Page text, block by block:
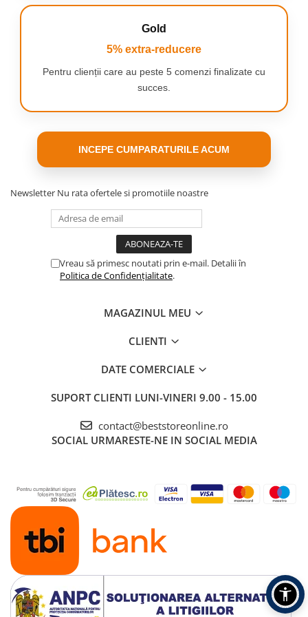
Comanda acum si
bucura-te de curatenia in
casa ta!
Gold
5% extra-reducere
Pentru clienții care au peste 5 comenzi finalizate cu
succes.
INCEPE CUMPARATURILE ACUM
Newsletter Nu rata ofertele si promotiile noastre
Vreau să primesc noutati prin e-mail. Detalii în
Politica de Confidențialitate.
MAGAZINUL MEU
CLIENTI
DATE COMERCIALE
SUPORT CLIENTI LUNI-VINERI 9.00 - 15.00
contact@beststoreonline.ro
SOCIAL URMARESTE-NE IN SOCIAL MEDIA